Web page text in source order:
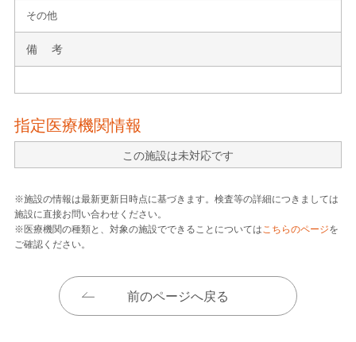
その他
備 考
指定医療機関情報
この施設は未対応です
※施設の情報は最新更新日時点に基づきます。検査等の詳細につきましては
施設に直接お問い合わせください。
※医療機関の種類と、対象の施設でできることについてはこちらのページを
ご確認ください。
前のページへ戻る